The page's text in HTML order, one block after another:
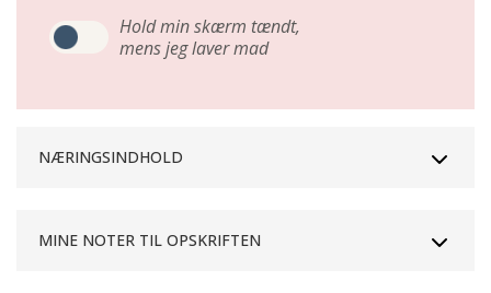
Hold min skærm tændt,
mens jeg laver mad
NÆRINGSINDHOLD
MINE NOTER TIL OPSKRIFTEN